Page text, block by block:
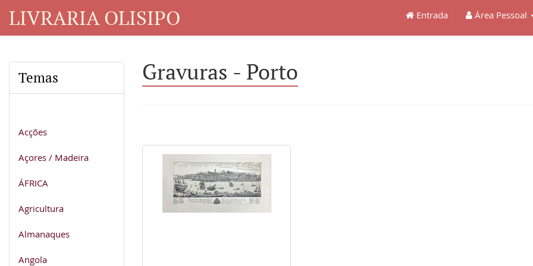
LIVRARIA OLISIPO Entrada Área Pessoal
Temas
Acções
Açores / Madeira
ÁFRICA
Agricultura
Almanaques
Angola
Gravuras - Porto